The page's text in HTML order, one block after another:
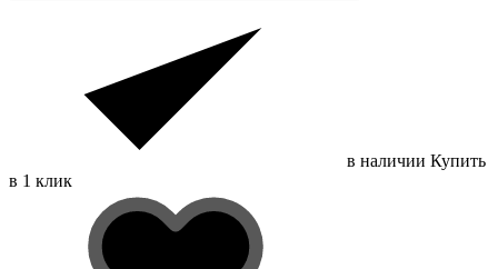
в наличии Купить
в 1 клик